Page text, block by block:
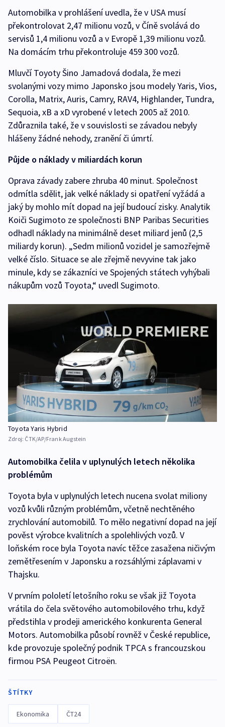
Automobilka v prohlášení uvedla, že v USA musí
překontrolovat 2,47 milionu vozů, v Číně svolává do
servisů 1,4 milionu vozů a v Evropě 1,39 milionu vozů.
Na domácím trhu překontroluje 459 300 vozů.
Mluvčí Toyoty Šino Jamadová dodala, že mezi
svolanými vozy mimo Japonsko jsou modely Yaris, Vios,
Corolla, Matrix, Auris, Camry, RAV4, Highlander, Tundra,
Sequoia, xB a xD vyrobené v letech 2005 až 2010.
Zdůraznila také, že v souvislosti se závadou nebyly
hlášeny žádné nehody, zranění či úmrtí.
Půjde o náklady v miliardách korun
Oprava závady zabere zhruba 40 minut. Společnost
odmítla sdělit, jak velké náklady si opatření vyžádá a
jaký by mohlo mít dopad na její budoucí zisky. Analytik
Koiči Sugimoto ze společnosti BNP Paribas Securities
odhadl náklady na minimálně deset miliard jenů (2,5
miliardy korun). „Sedm milionů vozidel je samozřejmě
velké číslo. Situace se ale zřejmě nevyvine tak jako
minule, kdy se zákazníci ve Spojených státech vyhýbali
nákupům vozů Toyota,“ uvedl Sugimoto.
Toyota Yaris Hybrid
Zdroj: ČTK/AP/Frank Augstein
Automobilka čelila v uplynulých letech několika
problémům
Toyota byla v uplynulých letech nucena svolat miliony
vozů kvůli různým problémům, včetně nechtěného
zrychlování automobilů. To mělo negativní dopad na její
pověst výrobce kvalitních a spolehlivých vozů. V
loňském roce byla Toyota navíc těžce zasažena ničivým
zemětřesením v Japonsku a rozsáhlými záplavami v
Thajsku.
V prvním pololetí letošního roku se však již Toyota
vrátila do čela světového automobilového trhu, když
předstihla v prodeji amerického konkurenta General
Motors. Automobilka působí rovněž v České republice,
kde provozuje společný podnik TPCA s francouzskou
firmou PSA Peugeot Citroën.
ŠTÍTKY
Ekonomika ČT24